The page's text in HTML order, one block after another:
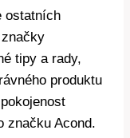
ostatních
tipy a rady,
produktu
značku Acond.